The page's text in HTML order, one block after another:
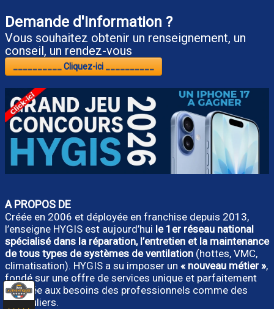
Demande d'information ?
Vous souhaitez obtenir un renseignement, un
conseil, un rendez-vous
__________ Cliquez-ici __________
A PROPOS DE
Créée en 2006 et déployée en franchise depuis 2013,
l’enseigne HYGIS est aujourd’hui le 1er réseau national
spécialisé dans la réparation, l’entretien et la maintenance
de tous types de systèmes de ventilation (hottes, VMC,
climatisation). HYGIS a su imposer un « nouveau métier »,
fondé sur une offre de services unique et parfaitement
adaptée aux besoins des professionnels comme des
particuliers.